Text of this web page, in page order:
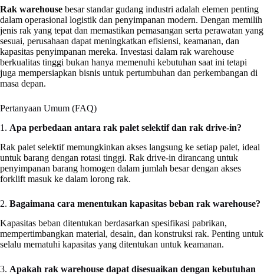
Rak warehouse besar standar gudang industri adalah elemen penting
dalam operasional logistik dan penyimpanan modern. Dengan memilih
jenis rak yang tepat dan memastikan pemasangan serta perawatan yang
sesuai, perusahaan dapat meningkatkan efisiensi, keamanan, dan
kapasitas penyimpanan mereka. Investasi dalam rak warehouse
berkualitas tinggi bukan hanya memenuhi kebutuhan saat ini tetapi
juga mempersiapkan bisnis untuk pertumbuhan dan perkembangan di
masa depan.
Pertanyaan Umum (FAQ)
1. Apa perbedaan antara rak palet selektif dan rak drive-in?
Rak palet selektif memungkinkan akses langsung ke setiap palet, ideal
untuk barang dengan rotasi tinggi. Rak drive-in dirancang untuk
penyimpanan barang homogen dalam jumlah besar dengan akses
forklift masuk ke dalam lorong rak.
2. Bagaimana cara menentukan kapasitas beban rak warehouse?
Kapasitas beban ditentukan berdasarkan spesifikasi pabrikan,
mempertimbangkan material, desain, dan konstruksi rak. Penting untuk
selalu mematuhi kapasitas yang ditentukan untuk keamanan.
3. Apakah rak warehouse dapat disesuaikan dengan kebutuhan